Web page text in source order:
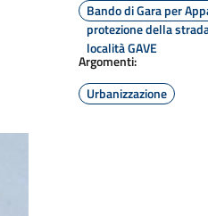
Bando di Gara per
protezione della
località GAVE
Argomenti:
Urbanizzazione